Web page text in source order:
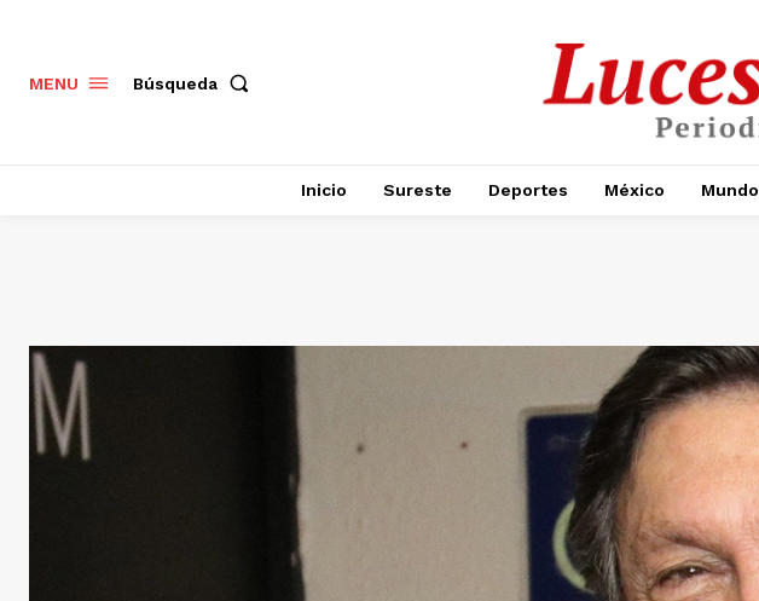
MENU Búsqueda
Inicio Sureste Deportes México Mundo